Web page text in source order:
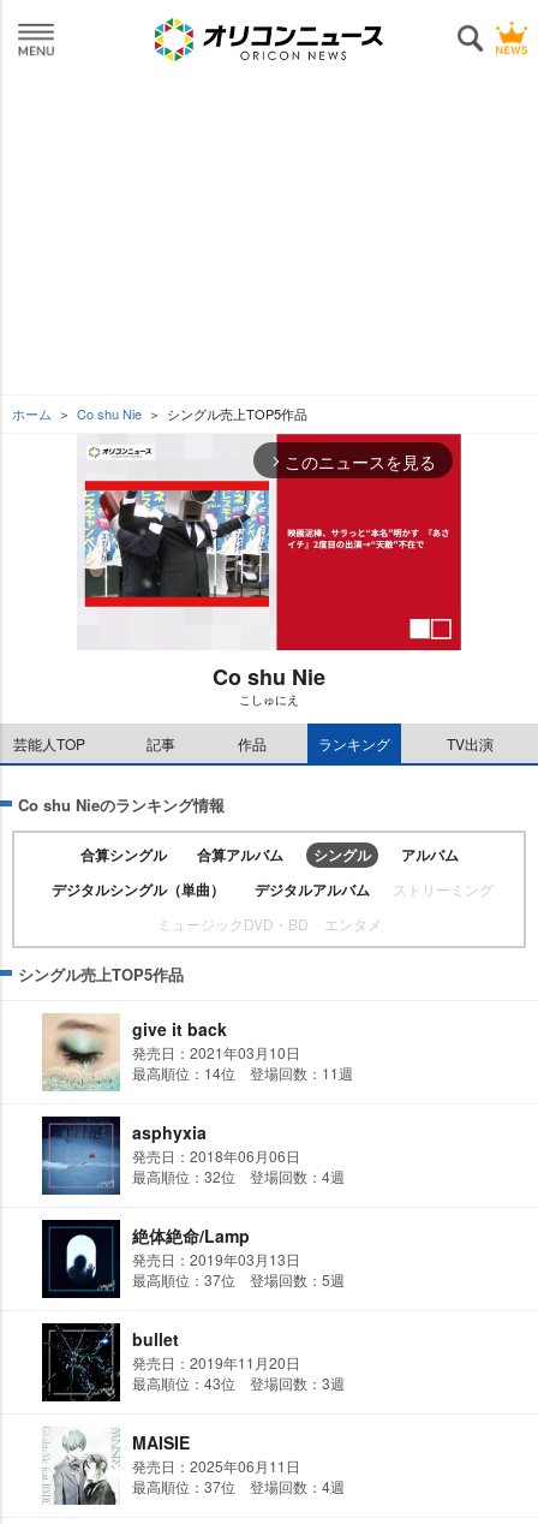
ホーム Co shu Nie シングル売上TOP5作品
arrow_forward_ios このニュースを見る
u
t
Co shu Nie
こしゅにえ
芸能人TOP 記事 作品 ランキング TV出演
Co shu Nieのランキング情報
合算シングル 合算アルバム シングル
アルバム
デジタルシングル（単曲）
デジタルアルバム
ストリーミング
ミュージックDVD・BD
エンタメ
シングル売上TOP5作品
give it back
発売日：2021年03月10日
最高順位：14位 登場回数：11週
asphyxia
発売日：2018年06月06日
最高順位：32位 登場回数：4週
絶体絶命/Lamp
発売日：2019年03月13日
最高順位：37位 登場回数：5週
bullet
発売日：2019年11月20日
最高順位：43位 登場回数：3週
MAISIE
発売日：2025年06月11日
最高順位：37位 登場回数：4週